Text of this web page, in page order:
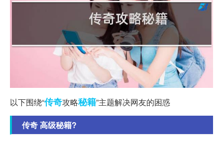
以下围绕“传奇攻略秘籍”主题解决网友的困惑
传奇 高级秘籍?